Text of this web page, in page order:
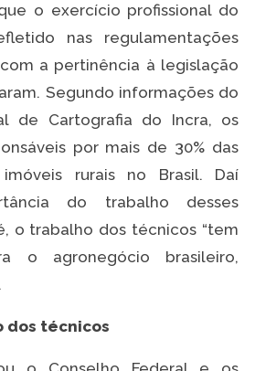
o exercício profissional do
nas regulamentações
a pertinência à legislação
Segundo informações do
de Cartografia do Incra, os
por mais de 30% das
rurais no Brasil. Daí
do trabalho desses
o trabalho dos técnicos “tem
o agronegócio brasileiro,
dos técnicos